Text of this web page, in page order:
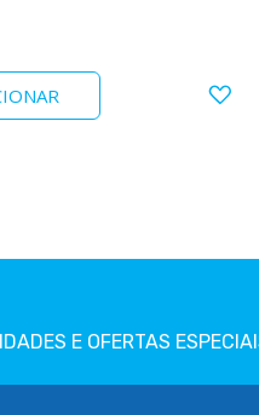
E OFERTAS